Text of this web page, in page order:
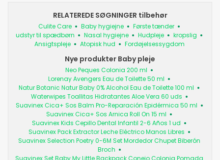
RELATEREDE SØGNINGER tilbehør
Culite Care Baby hygiejne
Første tænder
udstyr til spædbørn
Nasal hygiejne Hudpleje
kropslig
Ansigtspleje
Atopisk hud Fordøjelsessygdom
Nye produkter Baby pleje
Neo Peques Colonia 200 ml
Lorenay Avengers Eau de Toilette 50 ml
Natur Botanic Natur Baby 0% Alcohol Eau de Toilette 100 ml
Waterwipes Toallitas Hidratantes Aloe Vera 60 uds
Suavinex Cica+ Sos Balm Pro-Reparación Epidérmica 50 ml
Suavinex Cica+ Sos Arnica Roll On 15 ml
Suavinex Kids Cepillo Dental Infantil 2-6 Años 1 ud
Suavinex Pack Extractor Leche Eléctrico Manos Libres
Suavinex Selection Poetry 0-6M Set Mordedor Chupet Biberón
Broch